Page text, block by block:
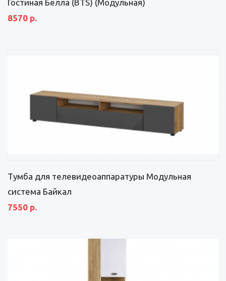
Гостиная Белла (BTS) (Модульная)
8570 р.
Тумба для телевидеоаппаратуры Модульная
система Байкал
7550 р.